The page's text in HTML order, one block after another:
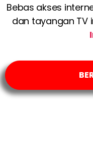
Bebas akses
dan tayangan TV